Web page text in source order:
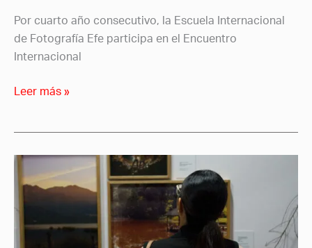
Por cuarto año consecutivo, la Escuela Internacional
de Fotografía Efe participa en el Encuentro
Internacional
Leer más »
Ruk’u’x
Che.
Corazón